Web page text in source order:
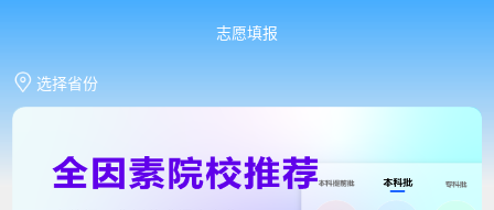
志愿填报
选择省份